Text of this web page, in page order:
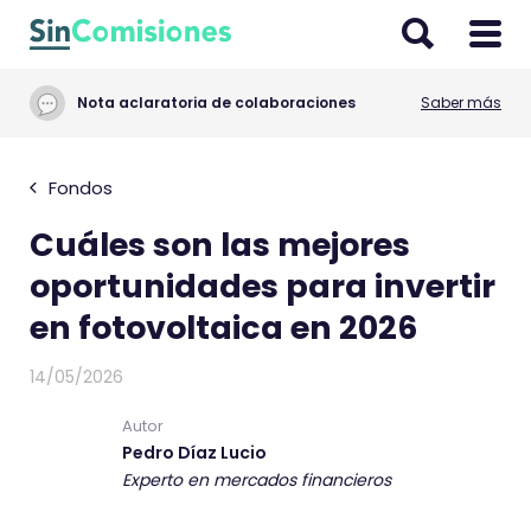
Nota aclaratoria de colaboraciones Saber más
Fondos
Cuáles son las mejores
oportunidades para invertir
en fotovoltaica en 2026
14/05/2026
Autor
Pedro Díaz Lucio
Experto en mercados financieros